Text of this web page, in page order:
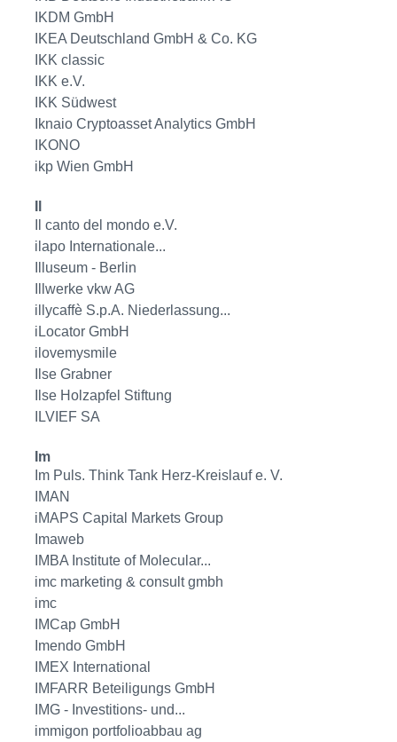
IKDM GmbH
IKEA Deutschland GmbH & Co. KG
IKK classic
IKK e.V.
IKK Südwest
Iknaio Cryptoasset Analytics GmbH
IKONO
ikp Wien GmbH
Il canto del mondo e.V.
ilapo Internationale...
Illuseum - Berlin
Illwerke vkw AG
illycaffè S.p.A. Niederlassung...
iLocator GmbH
ilovemysmile
Ilse Grabner
Ilse Holzapfel Stiftung
ILVIEF SA
Im
Im Puls. Think Tank Herz-Kreislauf e. V.
IMAN
iMAPS Capital Markets Group
Imaweb
IMBA Institute of Molecular...
imc marketing & consult gmbh
imc
IMCap GmbH
Imendo GmbH
IMEX International
IMFARR Beteiligungs GmbH
IMG - Investitions- und...
immigon portfolioabbau ag